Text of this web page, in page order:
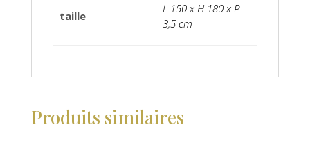
taille
L 150 x H 180 x P
3,5 cm
Produits similaires